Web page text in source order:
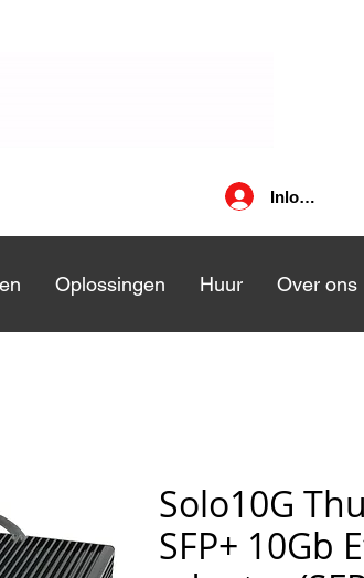
Inloggen
Producten Oplossingen Huur
Oplossingen Huur Over ons
Solo10G
SFP+ 10Gb